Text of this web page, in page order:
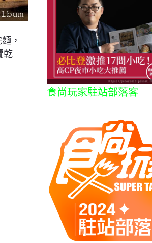
，
乾
食尚玩家駐站部落客